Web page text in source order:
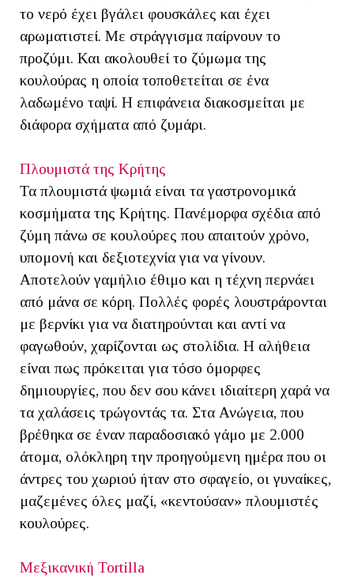
το νερό έχει βγάλει φουσκάλες και έχει
αρωματιστεί. Με στράγγισμα παίρνουν το
προζύμι. Και ακολουθεί το ζύμωμα της
κουλούρας η οποία τοποθετείται σε ένα
λαδωμένο ταψί. Η επιφάνεια διακοσμείται με
διάφορα σχήματα από ζυμάρι.
Πλουμιστά της Κρήτης
Τα πλουμιστά ψωμιά είναι τα γαστρονομικά
κοσμήματα της Κρήτης. Πανέμορφα σχέδια από
ζύμη πάνω σε κουλούρες που απαιτούν χρόνο,
υπομονή και δεξιοτεχνία για να γίνουν.
Αποτελούν γαμήλιο έθιμο και η τέχνη περνάει
από μάνα σε κόρη. Πολλές φορές λουστράρονται
με βερνίκι για να διατηρούνται και αντί να
φαγωθούν, χαρίζονται ως στολίδια. Η αλήθεια
είναι πως πρόκειται για τόσο όμορφες
δημιουργίες, που δεν σου κάνει ιδιαίτερη χαρά να
τα χαλάσεις τρώγοντάς τα. Στα Ανώγεια, που
βρέθηκα σε έναν παραδοσιακό γάμο με 2.000
άτομα, ολόκληρη την προηγούμενη ημέρα που οι
άντρες του χωριού ήταν στο σφαγείο, οι γυναίκες,
μαζεμένες όλες μαζί, «κεντούσαν» πλουμιστές
κουλούρες.
Μεξικανική Tortilla